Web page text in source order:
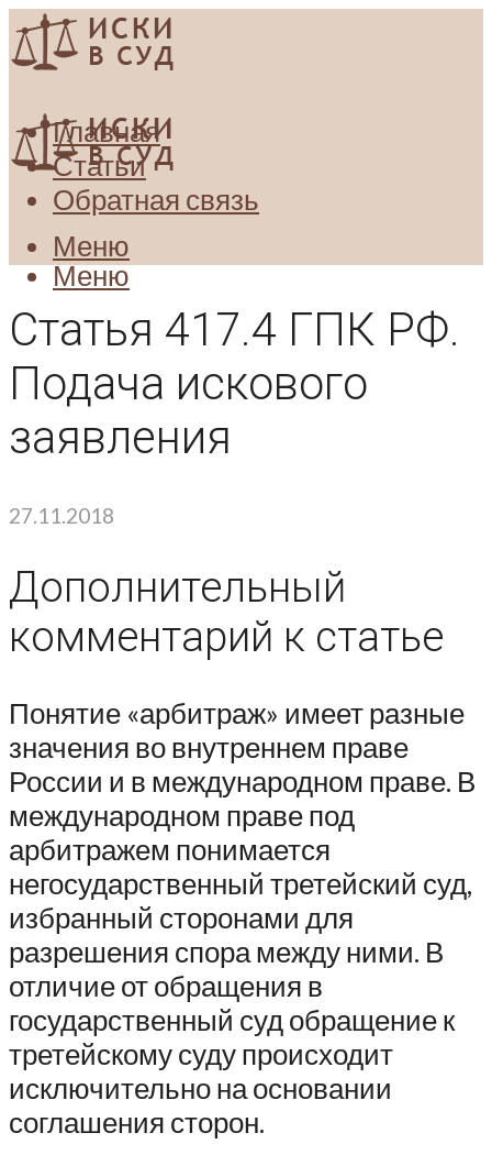
Главная
Статьи
Обратная связь
Меню
Меню
Статья 417.4 ГПК РФ.
Подача искового
заявления
27.11.2018
Дополнительный
комментарий к статье
Понятие «арбитраж» имеет разные
значения во внутреннем праве
России и в международном праве. В
международном праве под
арбитражем понимается
негосударственный третейский суд,
избранный сторонами для
разрешения спора между ними. В
отличие от обращения в
государственный суд обращение к
третейскому суду происходит
исключительно на основании
соглашения сторон.